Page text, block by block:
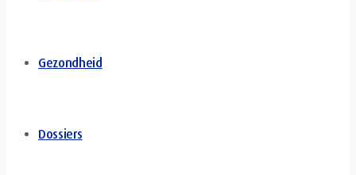
Gezondheid
Dossiers